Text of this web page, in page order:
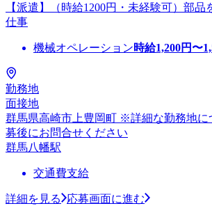
【派遣】（時給1200円・未経験可）部
仕事
機械オペレーション時給1,200円〜
勤務地
面接地
群馬県高崎市上豊岡町 ※詳細な勤務地に
募後にお問合せください
群馬八幡駅
交通費支給
詳細を見る
応募画面に進む